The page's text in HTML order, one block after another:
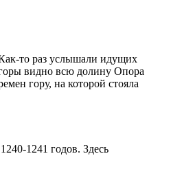
то раз услышали идущих
видно всю долину Опора
гору, на которой стояла
1241 годов. Здесь